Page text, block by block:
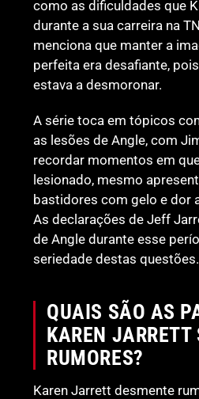
como as dificuldades que
durante a sua carreira na
menciona que manter a
perfeita era desafiante,
estava a desmoronar.
A série toca em tópicos
as lesões de Angle, com
recordar momentos em
lesionado, mesmo
bastidores com gelo e dor
As declarações de Jeff
de Angle durante esse
seriedade destas questões.
QUAIS SÃO AS
KAREN JARRETT
RUMORES?
Karen Jarrett desmente